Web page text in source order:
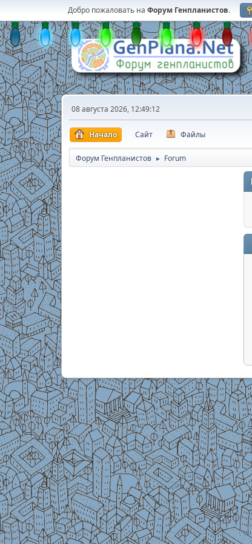
Добро пожаловать на Форум Генпланистов.
08 августа 2026, 12:49:12
Начало Сайт Файлы
Форум Генпланистов ► Forum